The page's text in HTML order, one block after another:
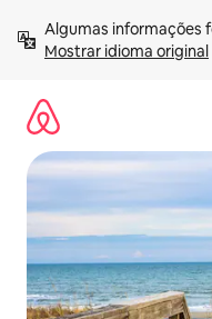
para
Mostrar idioma original